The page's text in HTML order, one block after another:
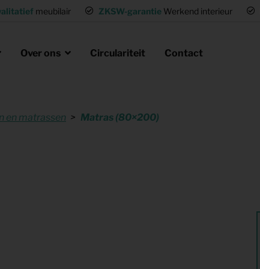
meubilair ZKSW-garantie Werkend interieur
Over ons Circulariteit Contact
huren
of wisselwoning
missie
en matrassen Matras (80×200)